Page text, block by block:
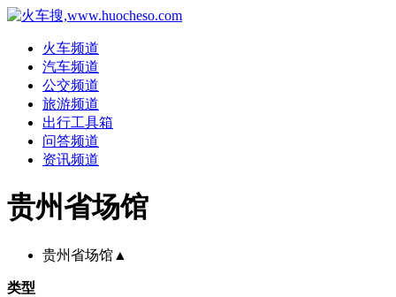
火车频道
汽车频道
公交频道
旅游频道
出行工具箱
问答频道
资讯频道
贵州省场馆
贵州省场馆 ▲
类型